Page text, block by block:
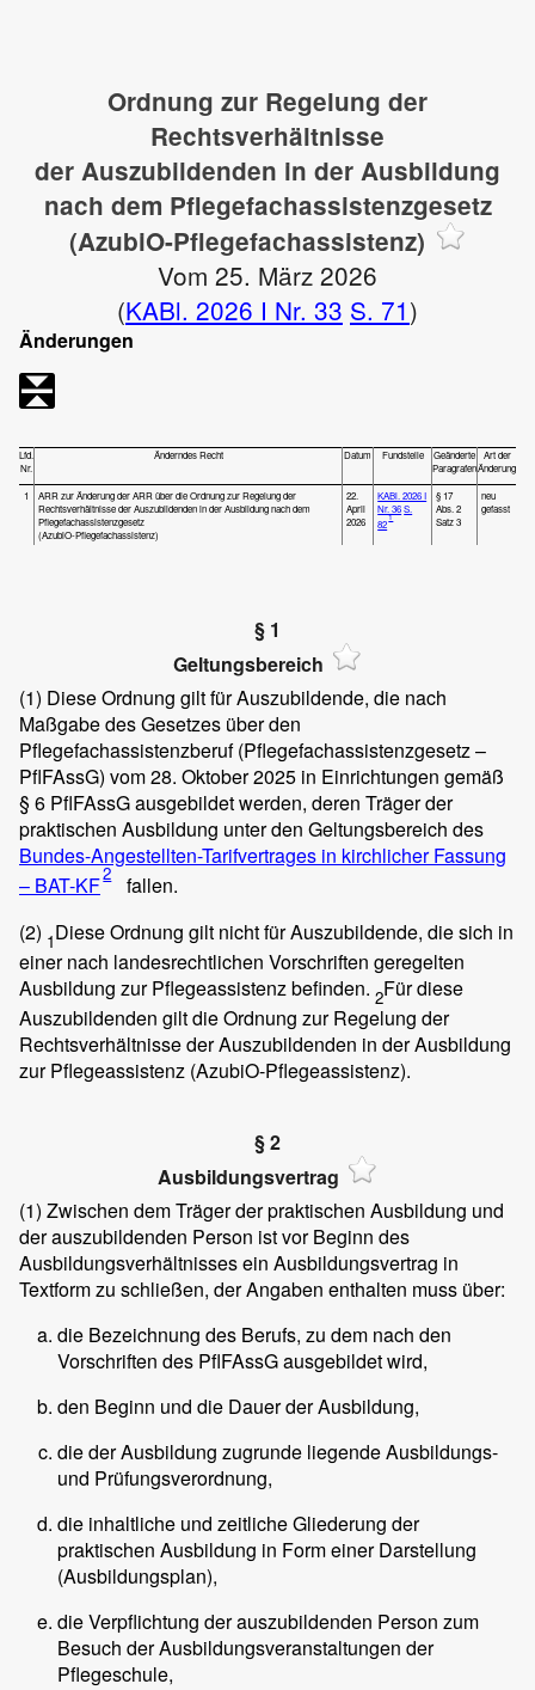
Ordnung zur Regelung der
Rechtsverhältnisse
der Auszubildenden in der Ausbildung
nach dem Pflegefachassistenzgesetz
(AzubiO-Pflegefachassistenz)
Vom 25. März 2026
(KABl. 2026 I Nr. 33 S. 71)
Änderungen
Lfd.
Nr.
Änderndes Recht Datum Fundstelle
Geänderte
Paragrafen
Art der
Änderung
1
ARR zur Änderung der ARR über die Ordnung zur Regelung der
Rechtsverhältnisse der Auszubildenden in der Ausbildung nach dem
Pflegefachassistenzgesetz
(AzubiO-Pflegefachassistenz)
22.
April
2026
KABl. 2026 I
Nr. 36S.
82
1
§ 17
Abs. 2
Satz 3
neu
gefasst
§ 1
Geltungsbereich
(1) Diese Ordnung gilt für Auszubildende, die nach
Maßgabe des Gesetzes über den
Pflegefachassistenzberuf (Pflegefachassistenzgesetz –
PflFAssG) vom 28. Oktober 2025 in Einrichtungen gemäß
§ 6 PflFAssG ausgebildet werden, deren Träger der
praktischen Ausbildung unter den Geltungsbereich des
Bundes-Angestellten-Tarifvertrages in kirchlicher Fassung
– BAT-KF2
fallen.
(2) 1Diese Ordnung gilt nicht für Auszubildende, die sich in
einer nach landesrechtlichen Vorschriften geregelten
Ausbildung zur Pflegeassistenz befinden. 2Für diese
Auszubildenden gilt die Ordnung zur Regelung der
Rechtsverhältnisse der Auszubildenden in der Ausbildung
zur Pflegeassistenz (AzubiO-Pflegeassistenz).
§ 2
Ausbildungsvertrag
(1) Zwischen dem Träger der praktischen Ausbildung und
der auszubildenden Person ist vor Beginn des
Ausbildungsverhältnisses ein Ausbildungsvertrag in
Textform zu schließen, der Angaben enthalten muss über:
die Bezeichnung des Berufs, zu dem nach den
Vorschriften des PflFAssG ausgebildet wird,
den Beginn und die Dauer der Ausbildung,
die der Ausbildung zugrunde liegende Ausbildungs-
und Prüfungsverordnung,
die inhaltliche und zeitliche Gliederung der
praktischen Ausbildung in Form einer Darstellung
(Ausbildungsplan),
die Verpflichtung der auszubildenden Person zum
Besuch der Ausbildungsveranstaltungen der
Pflegeschule,